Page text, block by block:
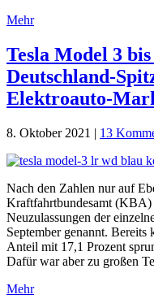
Mehr
Tesla Model 3
Deutschland-
Elektroauto-
8. Oktober 2021 | 13
Nach den Zahlen nur auf
Kraftfahrtbundesamt (KBA)
Neuzulassungen der
September genannt.
Anteil mit 17,1 Prozent
Dafür war aber zu großen
Mehr